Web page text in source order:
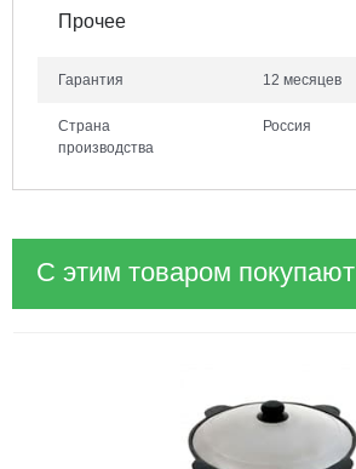
Прочее
Гарантия 12 месяцев
Страна
производства
Россия
С этим товаром покупают